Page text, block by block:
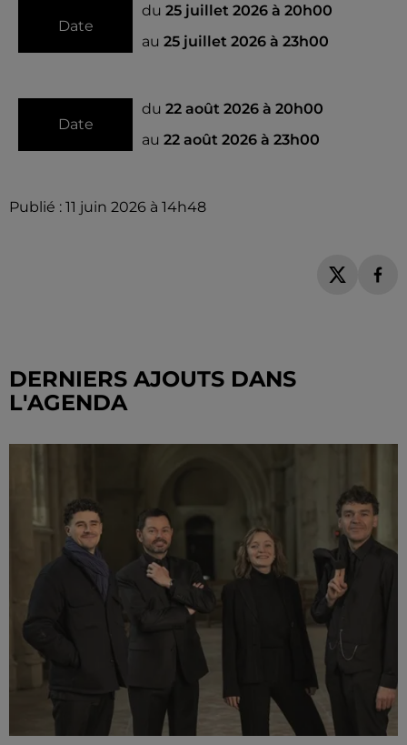
Date
du 25 juillet 2026 à 20h00
au 25 juillet 2026 à 23h00
Date
du 22 août 2026 à 20h00
au 22 août 2026 à 23h00
Publié : 11 juin 2026 à 14h48
DERNIERS AJOUTS DANS
L'AGENDA